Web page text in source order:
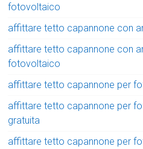
fotovoltaico
affittare tetto capannone con
affittare tetto capannone con
fotovoltaico
affittare tetto capannone per
affittare tetto capannone per
gratuita
affittare tetto capannone per